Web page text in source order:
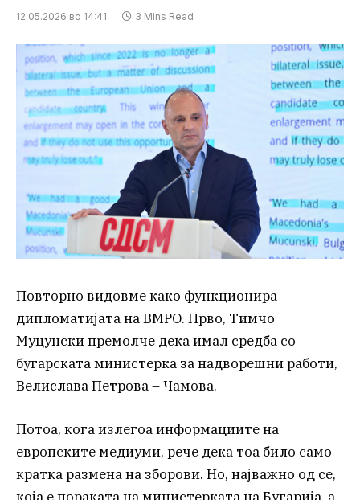
12.05.2026 во 14:41 3 Mins Read
Повторно видовме како функционира
дипломатијата на ВМРО. Прво, Тимчо
Муцунски премолче дека имал средба со
бугарската министерка за надворешни работи,
Велислава Петрова – Чамова.
Потоа, кога излегоа информациите на
европските медиуми, рече дека тоа било само
кратка размена на зборови. Но, најважно од се,